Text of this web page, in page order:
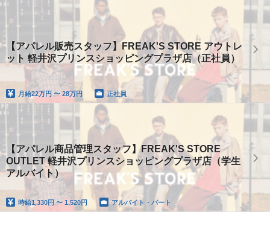
【アパレル販売スタッフ】FREAK'S STORE アウトレ
ット 軽井沢プリンスショッピングプラザ店（正社員）
月給22万円 〜 28万円 正社員
【アパレル商品管理スタッフ】FREAK'S STORE
OUTLET 軽井沢プリンスショッピングプラザ店（学生
アルバイト）
時給1,330円 〜 1,520円 アルバイト・パート